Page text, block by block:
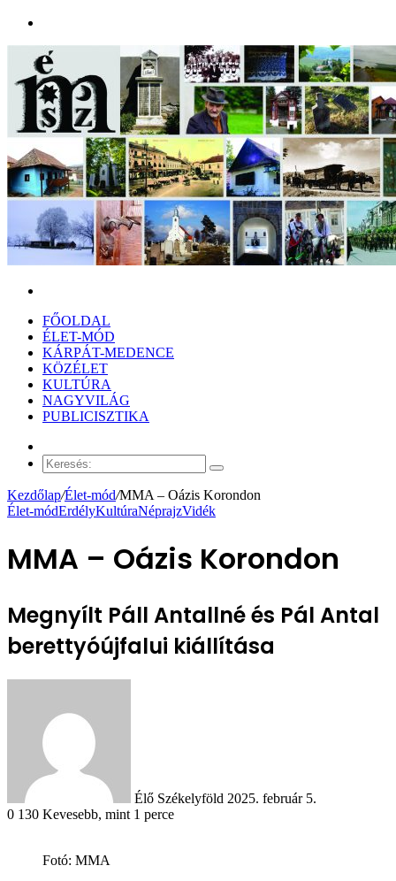
FŐOLDAL
ÉLET-MÓD
KÁRPÁT-MEDENCE
KÖZÉLET
KULTÚRA
NAGYVILÁG
PUBLICISZTIKA
cikk
Keresés:
Kezdőlap/Élet-mód/MMA – Oázis Korondon
Élet-módErdélyKultúraNéprajzVidék
MMA – Oázis Korondon
Megnyílt Páll Antallné és Pál Antal
berettyóújfalui kiállítása
Élő Székelyföld 2025. február 5.
0 130 Kevesebb, mint 1 perce
Fotó: MMA